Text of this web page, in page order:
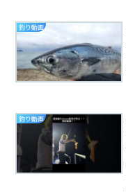
釣り動画
釣り動画